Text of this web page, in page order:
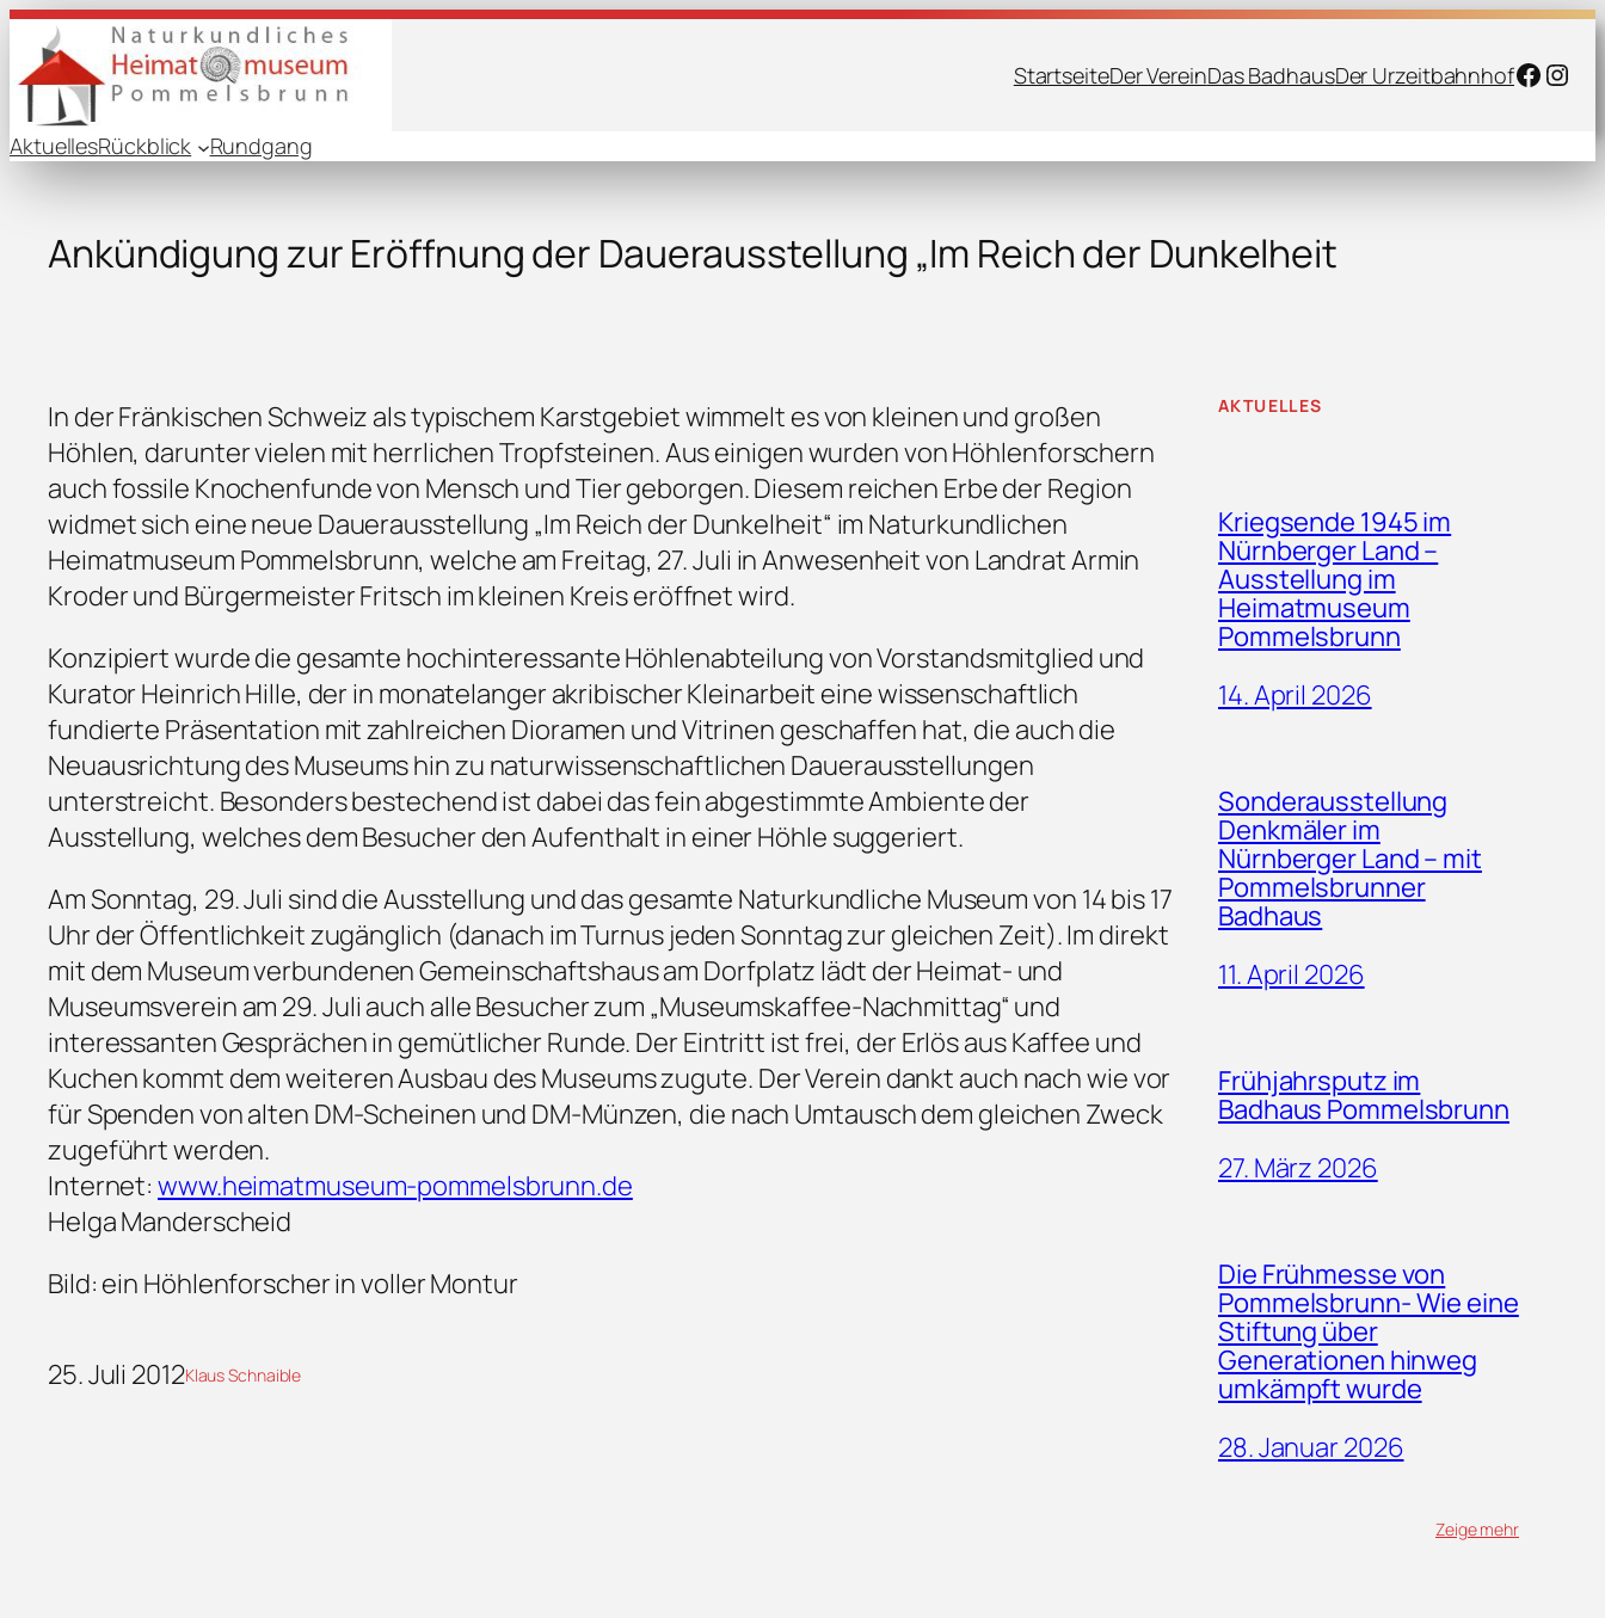
StartseiteDer VereinDas BadhausDer Urzeitbahnhof
AktuellesRückblick Rundgang
Ankündigung zur Eröffnung der Dauerausstellung „Im Reich der Dunkelheit
In der Fränkischen Schweiz als typischem Karstgebiet wimmelt es von kleinen und großen
Höhlen, darunter vielen mit herrlichen Tropfsteinen. Aus einigen wurden von Höhlenforschern
auch fossile Knochenfunde von Mensch und Tier geborgen. Diesem reichen Erbe der Region
widmet sich eine neue Dauerausstellung „Im Reich der Dunkelheit“ im Naturkundlichen
Heimatmuseum Pommelsbrunn, welche am Freitag, 27. Juli in Anwesenheit von Landrat Armin
Kroder und Bürgermeister Fritsch im kleinen Kreis eröffnet wird.
Konzipiert wurde die gesamte hochinteressante Höhlenabteilung von Vorstandsmitglied und
Kurator Heinrich Hille, der in monatelanger akribischer Kleinarbeit eine wissenschaftlich
fundierte Präsentation mit zahlreichen Dioramen und Vitrinen geschaffen hat, die auch die
Neuausrichtung des Museums hin zu naturwissenschaftlichen Dauerausstellungen
unterstreicht. Besonders bestechend ist dabei das fein abgestimmte Ambiente der
Ausstellung, welches dem Besucher den Aufenthalt in einer Höhle suggeriert.
Am Sonntag, 29. Juli sind die Ausstellung und das gesamte Naturkundliche Museum von 14 bis 17
Uhr der Öffentlichkeit zugänglich (danach im Turnus jeden Sonntag zur gleichen Zeit). Im direkt
mit dem Museum verbundenen Gemeinschaftshaus am Dorfplatz lädt der Heimat- und
Museumsverein am 29. Juli auch alle Besucher zum „Museumskaffee-Nachmittag“ und
interessanten Gesprächen in gemütlicher Runde. Der Eintritt ist frei, der Erlös aus Kaffee und
Kuchen kommt dem weiteren Ausbau des Museums zugute. Der Verein dankt auch nach wie vor
für Spenden von alten DM-Scheinen und DM-Münzen, die nach Umtausch dem gleichen Zweck
zugeführt werden.
Internet:www.heimatmuseum-pommelsbrunn.de
Helga Manderscheid
Bild: ein Höhlenforscher in voller Montur
25. Juli 2012Klaus Schnaible
AKTUELLES
Kriegsende 1945 im
Nürnberger Land –
Ausstellung im
Heimatmuseum
Pommelsbrunn
14. April 2026
Sonderausstellung
Denkmäler im
Nürnberger Land – mit
Pommelsbrunner
Badhaus
11. April 2026
Frühjahrsputz im
Badhaus Pommelsbrunn
27. März 2026
Die Frühmesse von
Pommelsbrunn- Wie eine
Stiftung über
Generationen hinweg
umkämpft wurde
28. Januar 2026
Zeige mehr